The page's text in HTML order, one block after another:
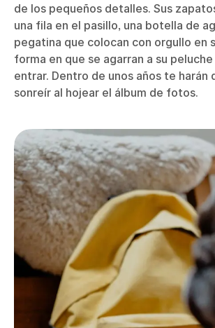
de los pequeños detalles. Sus
una fila en el pasillo, una botella de
pegatina que colocan con orgullo en
forma en que se agarran a su
entrar. Dentro de unos años te
sonreír al hojear el álbum de fotos.